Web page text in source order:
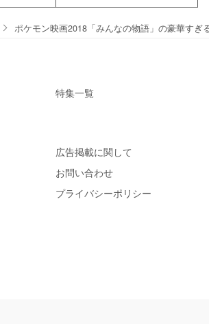
ポケモン映画2018「みんなの物語」の豪華す
特集一覧
広告掲載に関して
お問い合わせ
プライバシーポリシー